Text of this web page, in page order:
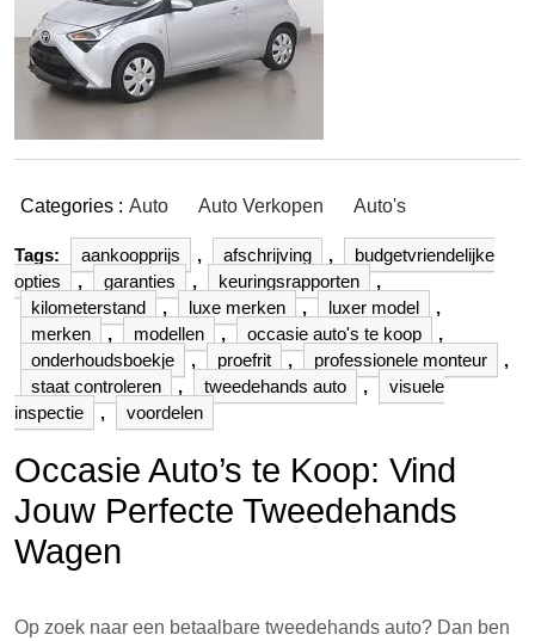
Categories : Auto Auto Verkopen Auto's
Tags: aankoopprijs , afschrijving ,
budgetvriendelijke
opties
, garanties , keuringsrapporten
,
kilometerstand
, luxe merken , luxer model
,
merken
, modellen , occasie auto's te koop
,
onderhoudsboekje
, proefrit , professionele monteur
,
staat controleren
, tweedehands auto ,
visuele
inspectie
, voordelen
Occasie Auto’s te Koop: Vind
Jouw Perfecte Tweedehands
Wagen
Op zoek naar een betaalbare tweedehands auto? Dan ben